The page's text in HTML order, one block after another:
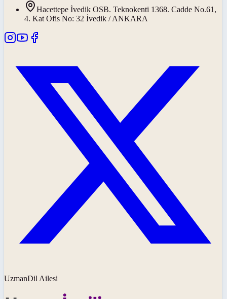
Hacettepe İvedik OSB. Teknokenti 1368. Cadde No.61,
4. Kat Ofis No: 32 İvedik / ANKARA
UzmanDil Ailesi